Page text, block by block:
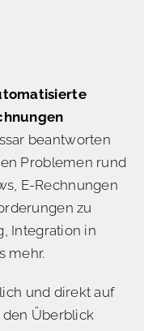
beantworten
Problemen rund
E-Rechnungen
zu
Integration in
mehr.
und direkt auf
Überblick